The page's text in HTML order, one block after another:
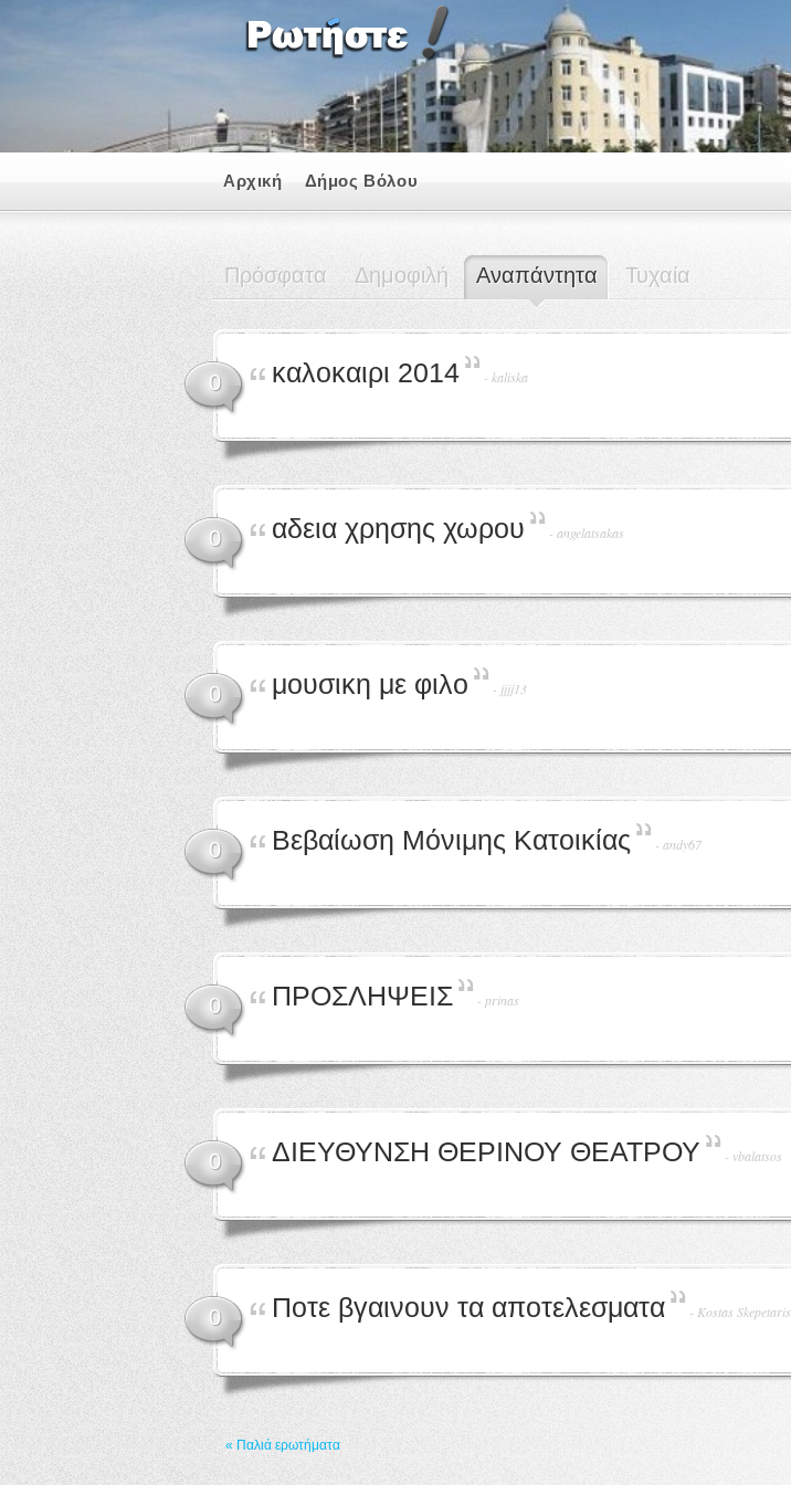
Αρχική Δήμος Βόλου
Πρόσφατα Δημοφιλή Αναπάντητα Τυχαία
0 καλοκαιρι 2014 - kaliska
0 αδεια χρησης χωρου - angelatsakas
0 μουσικη με φιλο - jjjj13
0 Βεβαίωση Μόνιμης Κατοικίας - andy67
0 ΠΡΟΣΛΗΨΕΙΣ - prinas
0 ΔΙΕΥΘΥΝΣΗ ΘΕΡΙΝΟΥ ΘΕΑΤΡΟΥ - vbalatsos
0 Ποτε βγαινουν τα αποτελεσματα - Kostas Skepetaris
« Παλιά ερωτήματα